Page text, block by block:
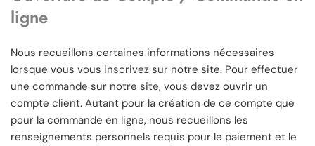
ligne
Nous recueillons certaines informations nécessaires
lorsque vous vous inscrivez sur notre site. Pour effectuer
une commande sur notre site, vous devez ouvrir un
compte client. Autant pour la création de ce compte que
pour la commande en ligne, nous recueillons les
renseignements personnels requis pour le paiement et le